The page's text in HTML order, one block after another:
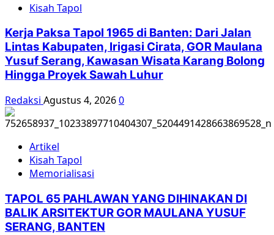
Kisah Tapol
Kerja Paksa Tapol 1965 di Banten: Dari Jalan
Lintas Kabupaten, Irigasi Cirata, GOR Maulana
Yusuf Serang, Kawasan Wisata Karang Bolong
Hingga Proyek Sawah Luhur
Redaksi Agustus 4, 20260
Artikel
Kisah Tapol
Memorialisasi
TAPOL 65 PAHLAWAN YANG DIHINAKAN DI
BALIK ARSITEKTUR GOR MAULANA YUSUF
SERANG, BANTEN